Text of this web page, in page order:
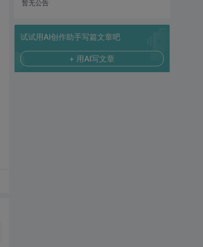
暂无公告
试试用AI创作助手写篇文章吧
+ 用AI写文章